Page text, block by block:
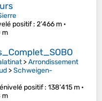
positif: 2’466 m •
m
>Arrondissement
>Schweigen-
positif: 138’415 m •
m